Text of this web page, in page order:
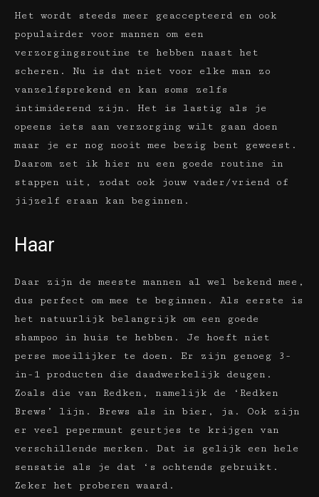
Het wordt steeds meer geaccepteerd en ook
populairder voor mannen om een
verzorgingsroutine te hebben naast het
scheren. Nu is dat niet voor elke man zo
vanzelfsprekend en kan soms zelfs
intimiderend zijn. Het is lastig als je
opeens iets aan verzorging wilt gaan doen
maar je er nog nooit mee bezig bent geweest.
Daarom zet ik hier nu een goede routine in
stappen uit, zodat ook jouw vader/vriend of
jijzelf eraan kan beginnen.
Haar
Daar zijn de meeste mannen al wel bekend mee,
dus perfect om mee te beginnen. Als eerste is
het natuurlijk belangrijk om een goede
shampoo in huis te hebben. Je hoeft niet
perse moeilijker te doen. Er zijn genoeg 3-
in-1 producten die daadwerkelijk deugen.
Zoals die van Redken, namelijk de ‘Redken
Brews’ lijn. Brews als in bier, ja. Ook zijn
er veel pepermunt geurtjes te krijgen van
verschillende merken. Dat is gelijk een hele
sensatie als je dat ‘s ochtends gebruikt.
Zeker het proberen waard.